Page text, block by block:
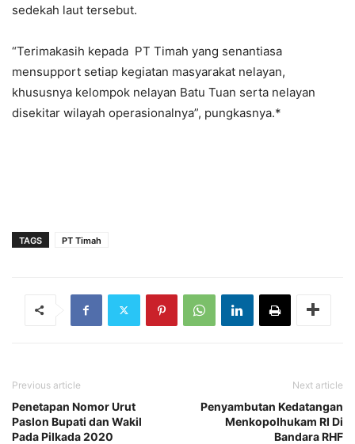
sedekah laut tersebut.
“Terimakasih kepada PT Timah yang senantiasa
mensupport setiap kegiatan masyarakat nelayan,
khususnya kelompok nelayan Batu Tuan serta nelayan
disekitar wilayah operasionalnya”, pungkasnya.*
TAGS PT Timah
Previous article
Penetapan Nomor Urut
Paslon Bupati dan Wakil
Pada Pilkada 2020
Next article
Penyambutan Kedatangan
Menkopolhukam RI Di
Bandara RHF